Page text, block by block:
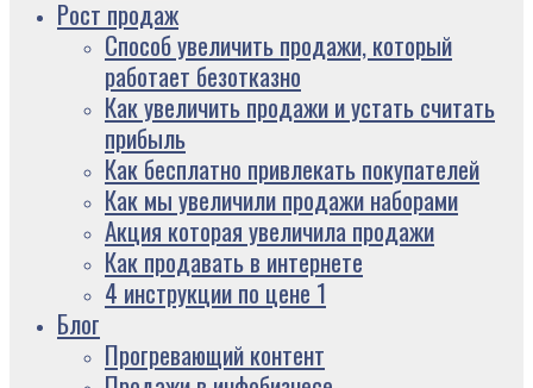
Рост продаж
Способ увеличить продажи, который
работает безотказно
Как увеличить продажи и устать считать
прибыль
Как бесплатно привлекать покупателей
Как мы увеличили продажи наборами
Акция которая увеличила продажи
Как продавать в интернете
4 инструкции по цене 1
Блог
Прогревающий контент